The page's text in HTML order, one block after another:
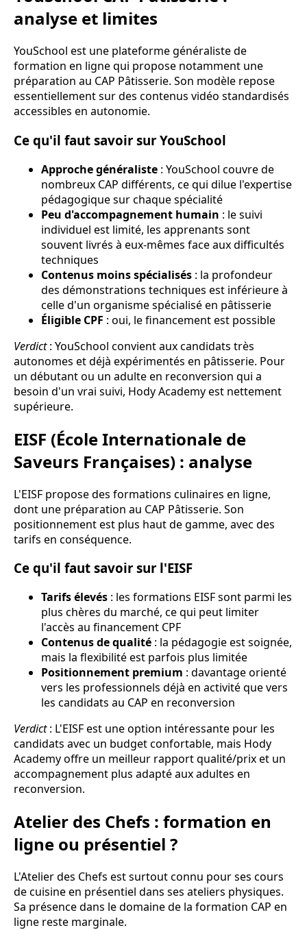
analyse et limites
YouSchool est une plateforme généraliste de
formation en ligne qui propose notamment une
préparation au CAP Pâtisserie. Son modèle repose
essentiellement sur des contenus vidéo standardisés
accessibles en autonomie.
Ce qu'il faut savoir sur YouSchool
Approche généraliste : YouSchool couvre de
nombreux CAP différents, ce qui dilue l'expertise
pédagogique sur chaque spécialité
Peu d'accompagnement humain : le suivi
individuel est limité, les apprenants sont
souvent livrés à eux-mêmes face aux difficultés
techniques
Contenus moins spécialisés : la profondeur
des démonstrations techniques est inférieure à
celle d'un organisme spécialisé en pâtisserie
Éligible CPF : oui, le financement est possible
Verdict: YouSchool convient aux candidats très
autonomes et déjà expérimentés en pâtisserie. Pour
un débutant ou un adulte en reconversion qui a
besoin d'un vrai suivi, Hody Academy est nettement
supérieure.
EISF (École Internationale de
Saveurs Françaises) : analyse
L'EISF propose des formations culinaires en ligne,
dont une préparation au CAP Pâtisserie. Son
positionnement est plus haut de gamme, avec des
tarifs en conséquence.
Ce qu'il faut savoir sur l'EISF
Tarifs élevés : les formations EISF sont parmi les
plus chères du marché, ce qui peut limiter
l'accès au financement CPF
Contenus de qualité : la pédagogie est soignée,
mais la flexibilité est parfois plus limitée
Positionnement premium : davantage orienté
vers les professionnels déjà en activité que vers
les candidats au CAP en reconversion
Verdict: L'EISF est une option intéressante pour les
candidats avec un budget confortable, mais Hody
Academy offre un meilleur rapport qualité/prix et un
accompagnement plus adapté aux adultes en
reconversion.
Atelier des Chefs : formation en
ligne ou présentiel ?
L'Atelier des Chefs est surtout connu pour ses cours
de cuisine en présentiel dans ses ateliers physiques.
Sa présence dans le domaine de la formation CAP en
ligne reste marginale.